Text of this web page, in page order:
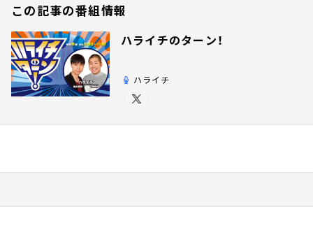
この記事の番組情報
ハライチのターン！
ハライチ